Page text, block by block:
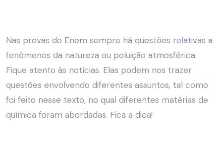
Nas provas do Enem sempre há questões relativas a
fenômenos da natureza ou poluição atmosférica.
Fique atento às notícias. Elas podem nos trazer
questões envolvendo diferentes assuntos, tal como
foi feito nesse texto, no qual diferentes matérias de
química foram abordadas. Fica a dica!